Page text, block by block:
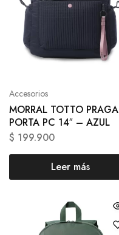
Accesorios
MORRAL TOTTO PRAGA
PORTA PC 14″ – AZUL
$ 199.900
Leer más